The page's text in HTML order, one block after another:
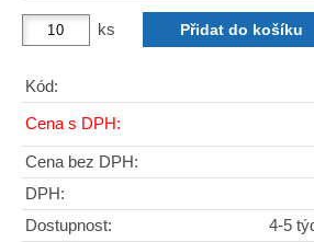
ks
Kód:
Cena s DPH:
Cena bez DPH:
DPH:
Dostupnost:
4-5